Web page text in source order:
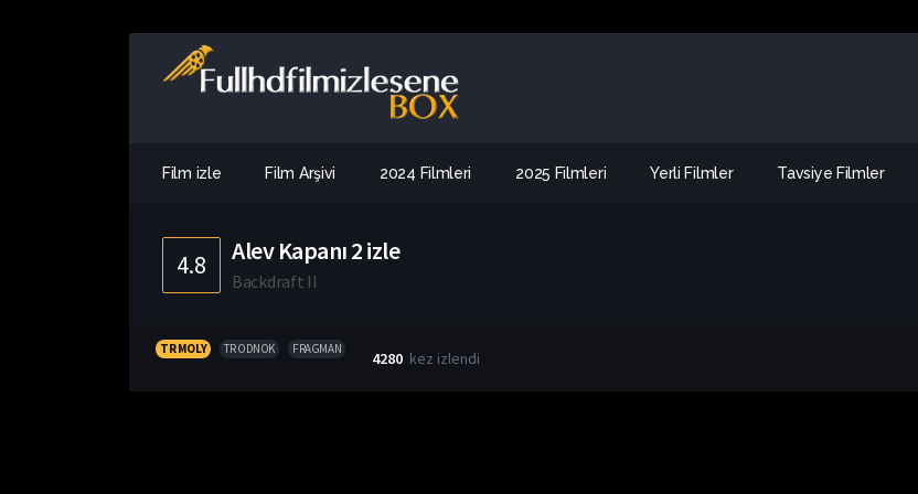
Film izle Film Arşivi 2024 Filmleri 2025 Filmleri Yerli Filmler Tavsiye Filmler
4.8 Alev Kapanı 2 izle
Backdraft II
TR MOLY TR ODNOK FRAGMAN 4280 kez izlendi